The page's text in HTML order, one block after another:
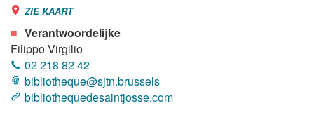
ZIE KAART
Verantwoordelijke
Filippo Virgilio
02 218 82 42
bibliotheque@sjtn.brussels
bibliothequedesaintjosse.com